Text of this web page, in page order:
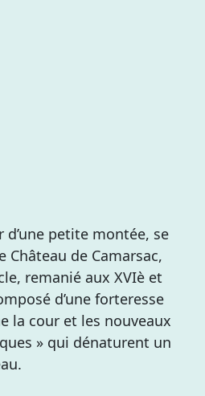
petite montée, se
Château de Camarsac,
remanié aux XVIè et
d’une forteresse
la cour et les nouveaux
» qui dénaturent un